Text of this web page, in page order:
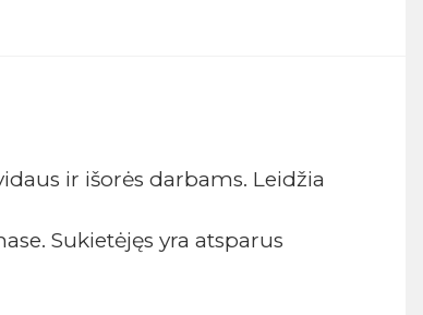
ir išorės darbams. Leidžia
Sukietėjęs yra atsparus